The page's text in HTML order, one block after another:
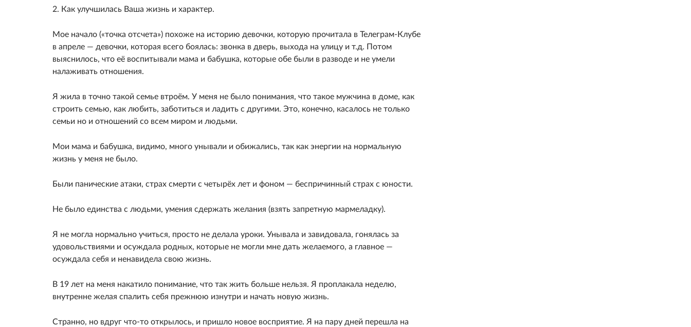
2. Как улучшилась Ваша жизнь и характер.
Мое начало («точка отсчета») похоже на историю девочки, которую прочитала в Телеграм-Клубе
в апреле — девочки, которая всего боялась: звонка в дверь, выхода на улицу и т.д. Потом
выяснилось, что её воспитывали мама и бабушка, которые обе были в разводе и не умели
налаживать отношения.
Я жила в точно такой семье втроём. У меня не было понимания, что такое мужчина в доме, как
строить семью, как любить, заботиться и ладить с другими. Это, конечно, касалось не только
семьи но и отношений со всем миром и людьми.
Мои мама и бабушка, видимо, много унывали и обижались, так как энергии на нормальную
жизнь у меня не было.
Были панические атаки, страх смерти с четырёх лет и фоном — беспричинный страх с юности.
Не было единства с людьми, умения сдержать желания (взять запретную мармеладку).
Я не могла нормально учиться, просто не делала уроки. Унывала и завидовала, гонялась за
удовольствиями и осуждала родных, которые не могли мне дать желаемого, а главное —
осуждала себя и ненавидела свою жизнь.
В 19 лет на меня накатило понимание, что так жить больше нельзя. Я проплакала неделю,
внутренне желая спалить себя прежнюю изнутри и начать новую жизнь.
Странно, но вдруг что-то открылось, и пришло новое восприятие. Я на пару дней перешла на